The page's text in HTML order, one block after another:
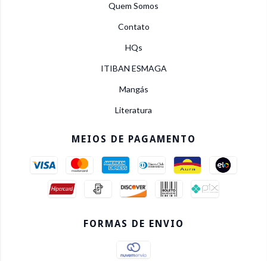
Quem Somos
Contato
HQs
ITIBAN ESMAGA
Mangás
Literatura
MEIOS DE PAGAMENTO
FORMAS DE ENVIO